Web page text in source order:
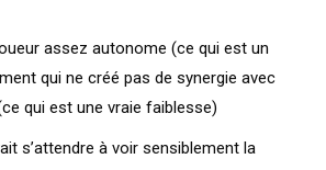
assez autonome (ce qui est un
qui ne créé pas de synergie avec
qui est une vraie faiblesse)
s’attendre à voir sensiblement la